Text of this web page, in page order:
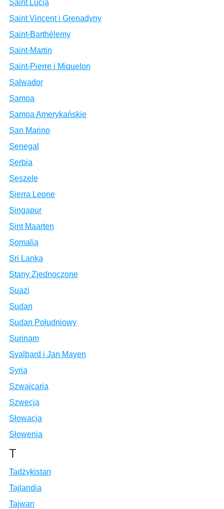
Saint Lucia
Saint Vincent i Grenadyny
Saint-Barthélemy
Saint-Martin
Saint-Pierre i Miquelon
Salwador
Samoa
Samoa Amerykańskie
San Marino
Senegal
Serbia
Seszele
Sierra Leone
Singapur
Sint Maarten
Somalia
Sri Lanka
Stany Zjednoczone
Suazi
Sudan
Sudan Południowy
Surinam
Svalbard i Jan Mayen
Syria
Szwajcaria
Szwecja
Słowacja
Słowenia
T
Tadżykistan
Tajlandia
Tajwan